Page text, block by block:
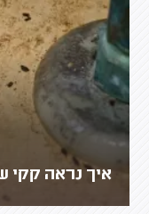
איך נראה קקי